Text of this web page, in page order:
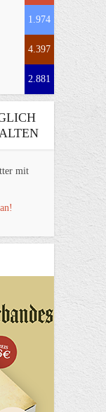
1.974
4.397
2.881
mit